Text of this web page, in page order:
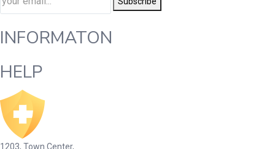
INFORMATON
HELP
1203, Town Center,